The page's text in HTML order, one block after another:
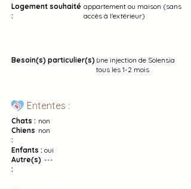
Logement souhaité
:
appartement ou maison (sans
accès à l'extérieur)
Besoin(s) particulier(s) :une injection de Solensia
tous les 1-2 mois
Ententes :
Chats : non
Chiens
:
non
Enfants : oui
Autre(s)
:
---